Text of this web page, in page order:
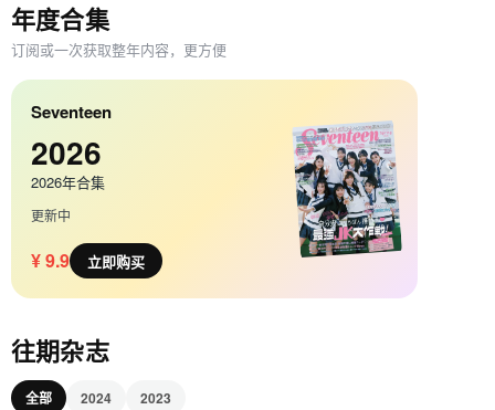
年度合集
订阅或一次获取整年内容，更方便
Seventeen
2026
2026年合集
更新中
¥ 9.9 立即购买
往期杂志
全部 2024 2023